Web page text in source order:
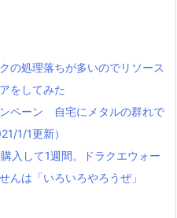
の処理落ちが多いのでリソース
をしてみた
ペーン 自宅にメタルの群れで
1/1更新）
入して1週間。ドラクエウォー
んは「いろいろやろうぜ」